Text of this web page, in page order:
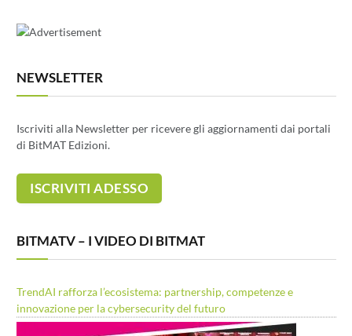
NEWSLETTER
Iscriviti alla Newsletter per ricevere gli aggiornamenti dai portali
di BitMAT Edizioni.
BITMATV – I VIDEO DI BITMAT
TrendAI rafforza l’ecosistema: partnership, competenze e
innovazione per la cybersecurity del futuro